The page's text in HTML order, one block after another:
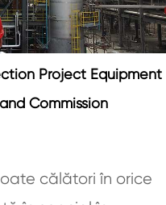
Project Equipment
Commission
călători în orice